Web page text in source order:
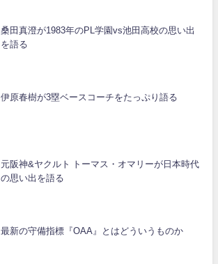
桑田真澄が1983年のPL学園vs池田高校の思い出
を語る
伊原春樹が3塁ベースコーチをたっぷり語る
元阪神&ヤクルト トーマス・オマリーが日本時代
の思い出を語る
最新の守備指標『OAA』とはどういうものか